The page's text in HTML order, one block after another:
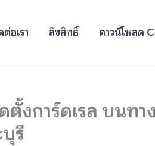
อเรา ลิขสิทธิ์ ดาวน์โหลด
ตั้งการ์ดเรล บนท
รี